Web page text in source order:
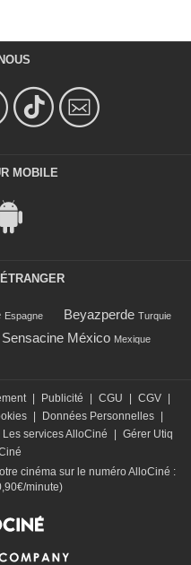
MOBILE
Espagne Beyazperde Turquie
Sensacine México Mexique
Publicité CGU CGV
Données Personnelles
Les services AlloCiné
Gérer Utiq
cinéma sur le numéro AlloCiné :
minute)